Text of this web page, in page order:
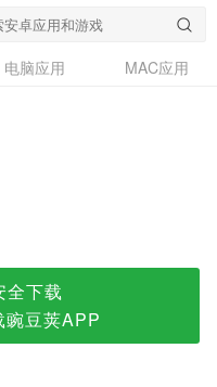
电脑应用
MAC应用
全下载
豌豆荚APP